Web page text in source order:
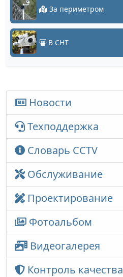
За периметром
В СНТ
Новости
Техподдержка
Словарь CCTV
Обслуживание
Проектирование
Фотоальбом
Видеогалерея
Контроль качества